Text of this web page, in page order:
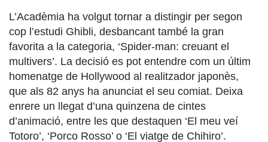
L’Acadèmia ha volgut tornar a distingir per segon
cop l’estudi Ghibli, desbancant també la gran
favorita a la categoria, ‘Spider-man: creuant el
multivers’. La decisió es pot entendre com un últim
homenatge de Hollywood al realitzador japonès,
que als 82 anys ha anunciat el seu comiat. Deixa
enrere un llegat d’una quinzena de cintes
d’animació, entre les que destaquen ‘El meu veí
Totoro’, ‘Porco Rosso’ o ‘El viatge de Chihiro’.